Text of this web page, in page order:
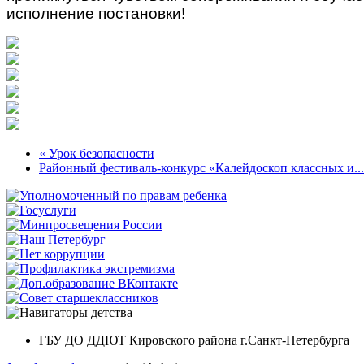
исполнение постановки!
« Урок безопасности
Районный фестиваль-конкурс «Калейдоскоп классных
ГБУ ДО ДДЮТ Кировского района г.Санкт-Петербурга